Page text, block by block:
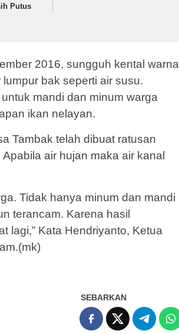
Putus
2016, sungguh kental warna
bak seperti air susu.
mandi dan minum warga
ikan nelayan.
Tambak telah dibuat ratusan
air hujan maka air kanal
Tidak hanya minum dan mandi
terancam. Karena hasil
lagi,” Kata Hendriyanto, Ketua
SEBARKAN